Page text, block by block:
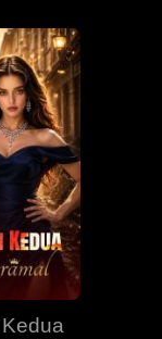
EP 36
EP 39